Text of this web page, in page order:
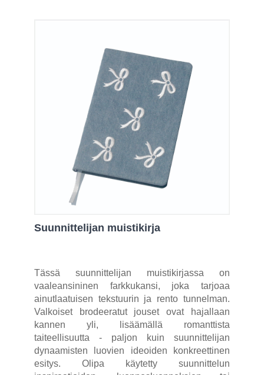
Suunnittelijan muistikirja
Tässä suunnittelijan muistikirjassa on
vaaleansininen farkkukansi, joka tarjoaa
ainutlaatuisen tekstuurin ja rento tunnelman.
Valkoiset brodeeratut jouset ovat hajallaan
kannen yli, lisäämällä romanttista
taiteellisuutta - paljon kuin suunnittelijan
dynaamisten luovien ideoiden konkreettinen
esitys. Olipa käytetty suunnittelun